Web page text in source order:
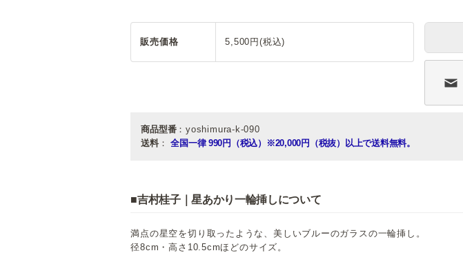
販売価格 5,500円(税込)
商品型番：yoshimura-k-090
送料： 全国一律 990円（税込） ※20,000円（税抜）以上で送料無料。
■吉村桂子｜星あかり一輪挿しについて
満点の星空を切り取ったような、美しいブルーのガラスの一輪挿し。
径8cm・高さ10.5cmほどのサイズ。